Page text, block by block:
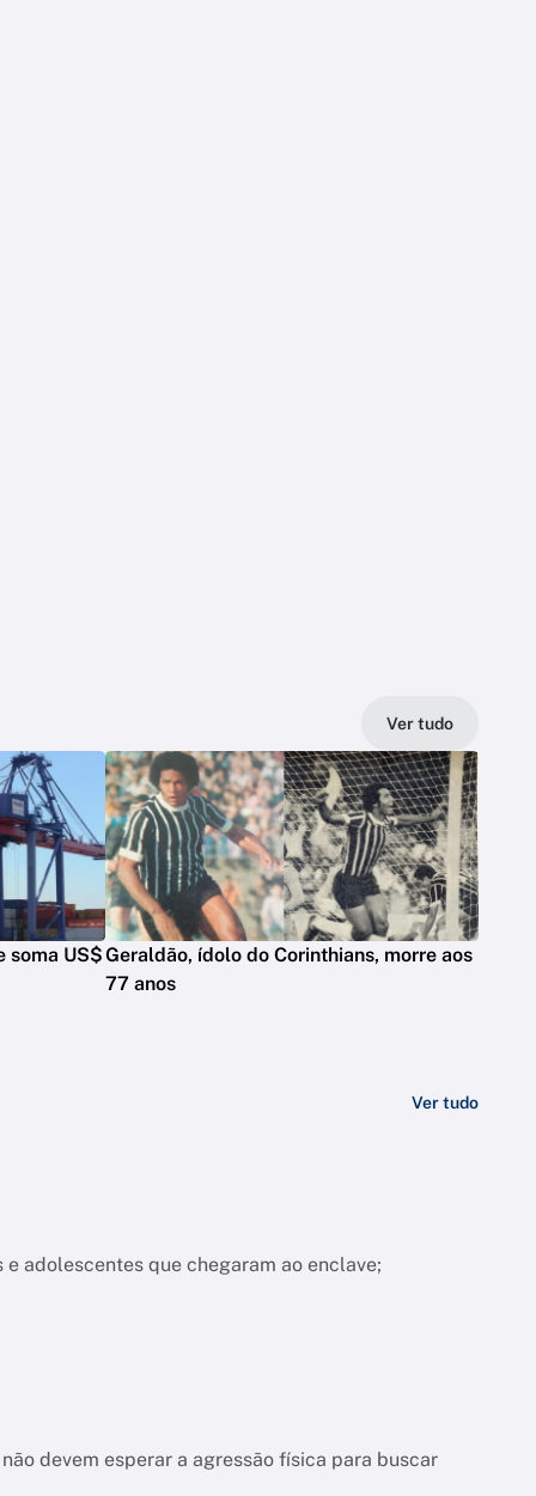
Ver tudo
soma US$Geraldão, ídolo do Corinthians, morre aos
77 anos
Ver tudo
adolescentes que chegaram ao enclave;
devem esperar a agressão física para buscar